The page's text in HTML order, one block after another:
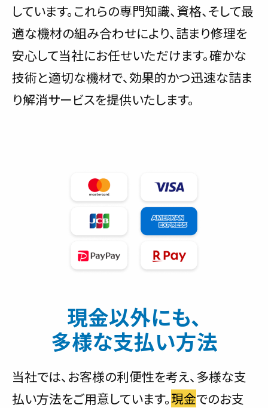
しています。これらの専門知識、資格、そして最
適な機材の組み合わせにより、詰まり修理を
安心して当社にお任せいただけます。確かな
技術と適切な機材で、効果的かつ迅速な詰ま
り解消サービスを提供いたします。
現金以外にも、
多様な支払い方法
当社では、お客様の利便性を考え、多様な支
払い方法をご用意しています。現金でのお支